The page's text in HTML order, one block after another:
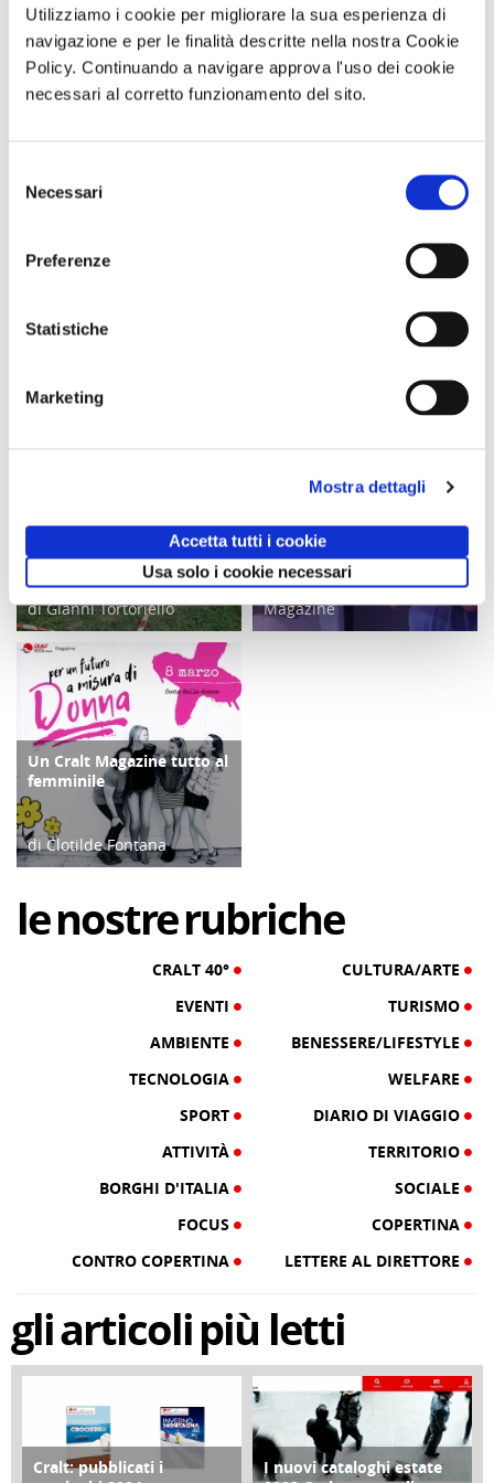
Utilizziamo i cookie per migliorare la sua esperienza di
navigazione e per le finalità descritte nella nostra Cookie
Policy. Continuando a navigare approva l'uso dei cookie
necessari al corretto funzionamento del sito.
delNecessari
Preferenze
Statistiche
Marketing
Mostra dettagli
Accetta tutti i cookie
Usa solo i cookie necessari
Giornata in
Sabato 12
Settembre 2026
Trekking con
ABBONAMENTO
Comunicato n. 100
COPERTINA
Meeting delle famiglie
Cralt 2025: continuano le
attività
di Gianni Tortoriello
03/09/25
Meeting delle famiglie
Cralt 2024, all'insegna
delle attività
di Redazione Cralt
Magazine
COPERTINA
Un Cralt Magazine tutto al
femminile
di Clotilde Fontana
lenostrerubriche
CRALT 40°
CULTURA/ARTE
EVENTI
TURISMO
AMBIENTE
BENESSERE/LIFESTYLE
TECNOLOGIA
WELFARE
SPORT
DIARIO DI VIAGGIO
ATTIVITÀ
TERRITORIO
BORGHI D'ITALIA
SOCIALE
FOCUS
COPERTINA
CONTRO COPERTINA
LETTERE AL DIRETTORE
gliarticolipiù letti
COPERTINA
Cralt: pubblicati i
CONTRO COPERTINA
I nuovi cataloghi estate